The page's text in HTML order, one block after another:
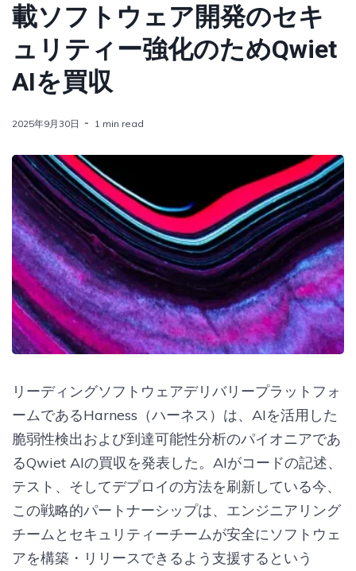
載ソフトウェア開発のセキ
ュリティー強化のためQwiet
AIを買収
2025年9月30日 1 min read
リーディングソフトウェアデリバリープラットフォ
ームであるHarness（ハーネス）は、AIを活用した
脆弱性検出および到達可能性分析のパイオニアであ
るQwiet AIの買収を発表した。AIがコードの記述、
テスト、そしてデプロイの方法を刷新している今、
この戦略的パートナーシップは、エンジニアリング
チームとセキュリティーチームが安全にソフトウェ
アを構築・リリースできるよう支援するという